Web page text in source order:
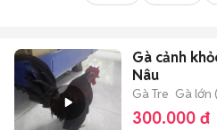
Gà cảnh
Nâu
Gà Tre Gà lớn
300.000 đ